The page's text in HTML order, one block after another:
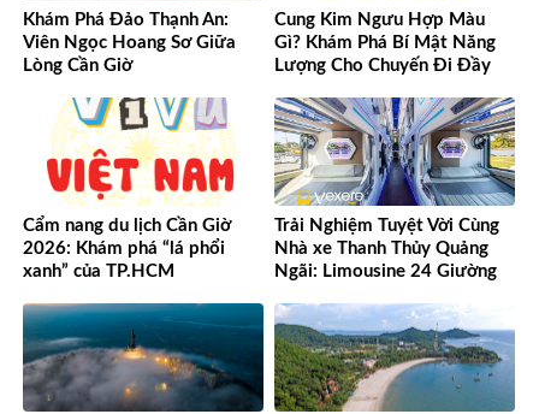
Khám Phá Đảo Thạnh An:
Viên Ngọc Hoang Sơ Giữa
Lòng Cần Giờ
Cung Kim Ngưu Hợp Màu
Gì? Khám Phá Bí Mật Năng
Lượng Cho Chuyến Đi Đầy
Cẩm nang du lịch Cần Giờ
2026: Khám phá “lá phổi
xanh” của TP.HCM
Trải Nghiệm Tuyệt Vời Cùng
Nhà xe Thanh Thủy Quảng
Ngãi: Limousine 24 Giường